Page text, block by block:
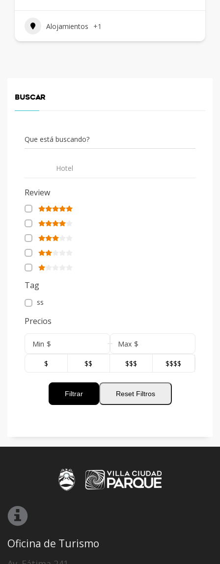
Alojamientos +1
BUSCAR
Que está buscando?
Hotel
Review
Tag
ss
Precios
Min $ Max $
$ $$ $$$ $$$$
Filtrar Reset Filtros
Oficina de Turismo